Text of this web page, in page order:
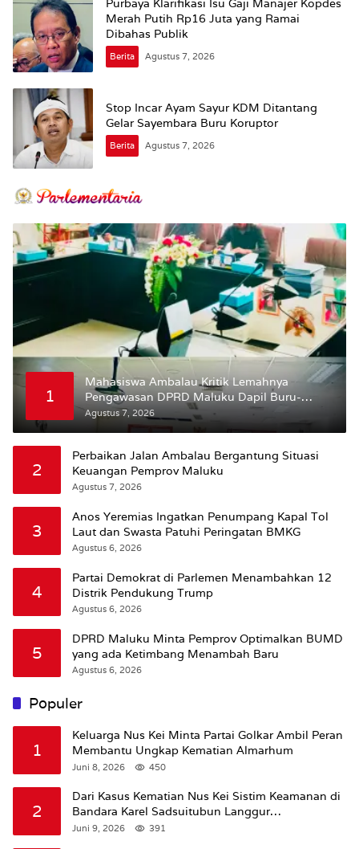
Purbaya Klarifikasi Isu Gaji Manajer Kopdes
Merah Putih Rp16 Juta yang Ramai
Dibahas Publik
Berita Agustus 7, 2026
Stop Incar Ayam Sayur KDM Ditantang
Gelar Sayembara Buru Koruptor
Berita Agustus 7, 2026
1
Mahasiswa Ambalau Kritik Lemahnya
Pengawasan DPRD Maluku Dapil Buru-
Bursel Terhadap Proses Perubahan Status
Jalan
Agustus 7, 2026
2
Perbaikan Jalan Ambalau Bergantung Situasi
Keuangan Pemprov Maluku
Agustus 7, 2026
3
Anos Yeremias Ingatkan Penumpang Kapal Tol
Laut dan Swasta Patuhi Peringatan BMKG
Agustus 6, 2026
4
Partai Demokrat di Parlemen Menambahkan 12
Distrik Pendukung Trump
Agustus 6, 2026
5
DPRD Maluku Minta Pemprov Optimalkan BUMD
yang ada Ketimbang Menambah Baru
Agustus 6, 2026
Populer
1
Keluarga Nus Kei Minta Partai Golkar Ambil Peran
Membantu Ungkap Kematian Almarhum
Juni 8, 2026 450
2
Dari Kasus Kematian Nus Kei Sistim Keamanan di
Bandara Karel Sadsuitubun Langgur
Dipertanyakan
Juni 9, 2026 391